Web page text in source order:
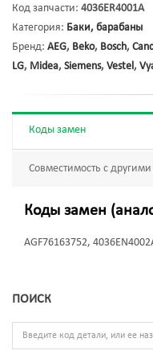
Код запчасти: 4036ER4001A
Категория: Баки, барабаны
Бренд: AEG, Beko, Bosch,
LG, Midea, Siemens, Vestel,
Коды замен
Совместимость с
Коды замен
AGF76163752,
ПОИСК